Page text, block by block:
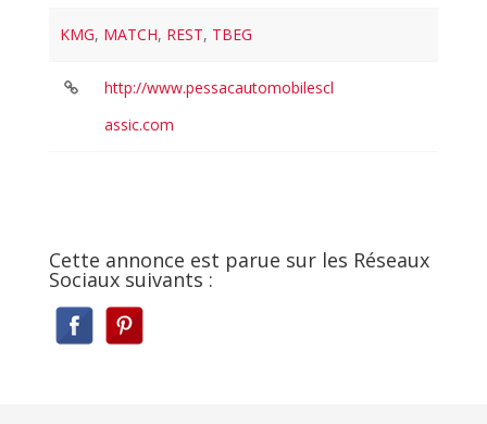
KMG, MATCH, REST, TBEG
http://www.pessacautomobilescl
assic.com
Cette annonce est parue sur les Réseaux
Sociaux suivants :